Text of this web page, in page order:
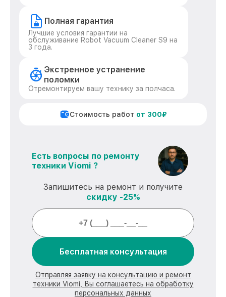
Полная гарантия
Лучшие условия гарантии на
обслуживание Robot Vacuum Cleaner S9 на
3 года.
Экстренное устранение
поломки
Отремонтируем вашу технику за полчаса.
Стоимость работ от 300₽
Есть вопросы по ремонту
техники Viomi ?
Запишитесь на ремонт и получите
скидку -25%
Бесплатная консультация
Отправляя заявку на консультацию и ремонт
техники Viomi, Вы соглашаетесь на обработку
персональных данных